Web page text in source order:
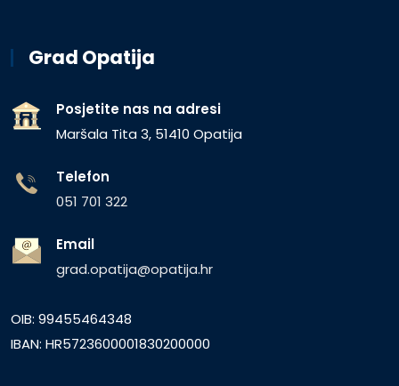
Grad Opatija
Posjetite nas na adresi
Maršala Tita 3, 51410 Opatija
Telefon
051 701 322
Email
grad.opatija@opatija.hr
OIB: 99455464348
IBAN: HR5723600001830200000